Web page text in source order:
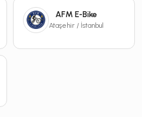
AFM E-Bike
Ataşehir / İstanbul